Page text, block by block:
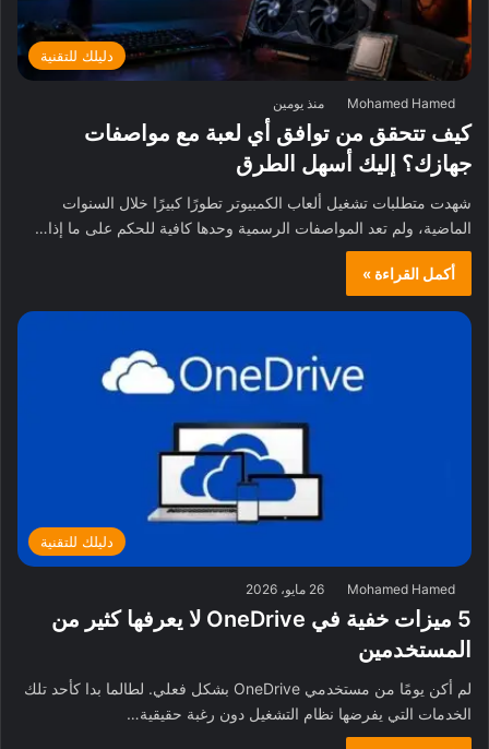
دليلك للتقنية
Mohamed Hamed منذ يومين
كيف تتحقق من توافق أي لعبة مع مواصفات
جهازك؟ إليك أسهل الطرق
شهدت متطلبات تشغيل ألعاب الكمبيوتر تطورًا كبيرًا خلال السنوات
الماضية، ولم تعد المواصفات الرسمية وحدها كافية للحكم على ما إذا…
أكمل القراءة »
دليلك للتقنية
Mohamed Hamed 26 مايو، 2026
5 ميزات خفية في OneDrive لا يعرفها كثير من
المستخدمين
لم أكن يومًا من مستخدمي OneDrive بشكل فعلي. لطالما بدا كأحد تلك
الخدمات التي يفرضها نظام التشغيل دون رغبة حقيقية…